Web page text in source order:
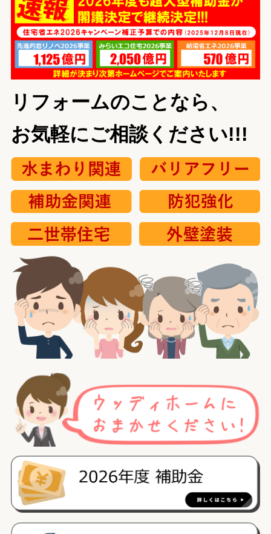
リフォームのことなら、
お気軽にご相談ください!!!